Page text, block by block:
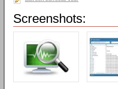
Screenshots: